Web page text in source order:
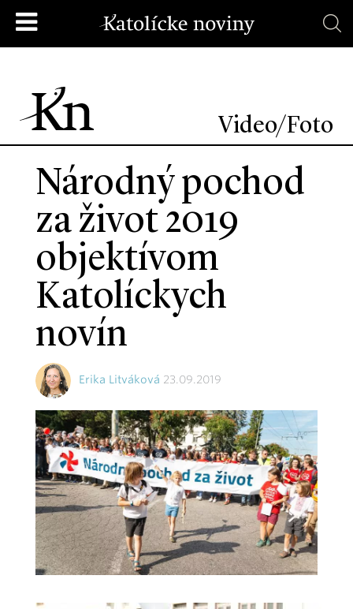
Video/Foto
Národný pochod
za život 2019
objektívom
Katolíckych
novín
Erika Litváková 23.09.2019